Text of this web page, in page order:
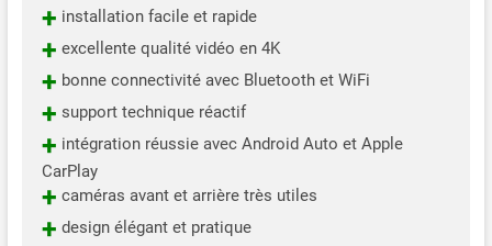
+ installation facile et rapide
+ excellente qualité vidéo en 4K
+ bonne connectivité avec Bluetooth et WiFi
+ support technique réactif
+ intégration réussie avec Android Auto et Apple
CarPlay
+ caméras avant et arrière très utiles
+ design élégant et pratique